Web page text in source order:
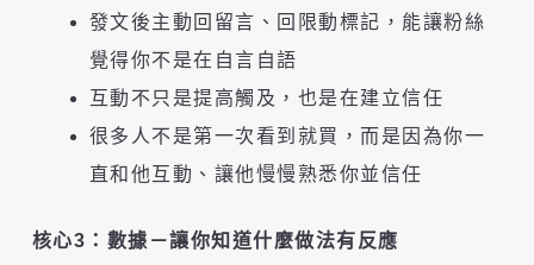
發文後主動回留言、回限動標記，能讓粉絲
覺得你不是在自言自語
互動不只是提高觸及，也是在建立信任
很多人不是第一次看到就買，而是因為你一
直和他互動、讓他慢慢熟悉你並信任
核心3：數據－讓你知道什麼做法有反應